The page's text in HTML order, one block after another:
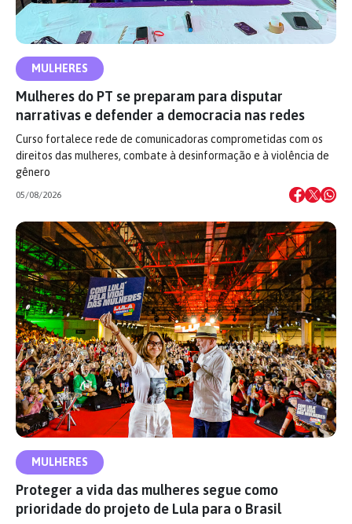
MULHERES
Mulheres do PT se preparam para disputar
narrativas e defender a democracia nas redes
Curso fortalece rede de comunicadoras comprometidas com os
direitos das mulheres, combate à desinformação e à violência de
gênero
05/08/2026
MULHERES
Proteger a vida das mulheres segue como
prioridade do projeto de Lula para o Brasil